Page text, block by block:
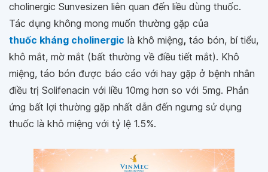
cholinergic Sunvesizen liên quan đến liều dùng thuốc.
Tác dụng không mong muốn thường gặp của
thuốc kháng cholinergic là khô miệng, táo bón, bí tiểu,
khô mắt, mờ mắt (bất thường về điều tiết mắt). Khô
miệng, táo bón được báo cáo với hay gặp ở bệnh nhân
điều trị Solifenacin với liều 10mg hơn so với 5mg. Phản
ứng bất lợi thường gặp nhất dẫn đến ngưng sử dụng
thuốc là khô miệng với tỷ lệ 1.5%.